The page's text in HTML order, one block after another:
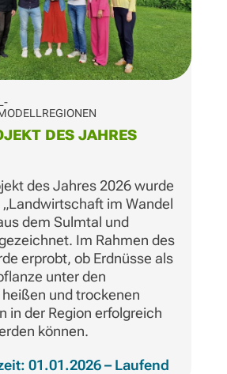
DES JAHRES
des Jahres 2026 wurde
im Wandel
dem Sulmtal und
Im Rahmen des
erprobt, ob Erdnüsse als
unter den
und trockenen
in der Region erfolgreich
können.
01.01.2026 – Laufend